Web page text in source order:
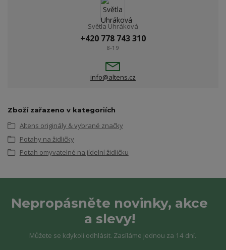
Světla Uhráková
+420 778 743 310
8-19
info@altens.cz
Zboží zařazeno v kategoriích
Altens originály & vybrané značky
Potahy na židličky
Potah omyvatelné na jídelní židličku
Nepropásněte novinky, akce
a slevy!
Můžete se kdykoli odhlásit. Zasíláme jednou za 14 dní.